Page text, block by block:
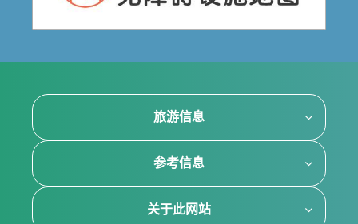
旅游信息
参考信息
关于此网站